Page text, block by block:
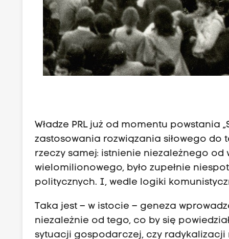
Władze PRL już od momentu powstania
zastosowania rozwiązania siłowego do
rzeczy samej: istnienie niezależnego od
wielomilionowego, było zupełnie
politycznych. I, wedle logiki
Taka jest – w istocie – geneza
niezależnie od tego, co by się
sytuacji gospodarczej, czy radykalizacji